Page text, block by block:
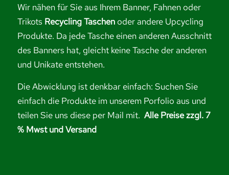
Wir nähen für Sie aus Ihrem Banner, Fahnen oder
Trikots Recycling Taschenoder andere Upcycling
Produkte. Da jede Tasche einen anderen Ausschnitt
des Banners hat, gleicht keine Tasche der anderen
und Unikate entstehen.
Die Abwicklung ist denkbar einfach: Suchen Sie
einfach die Produkte im unserem Porfolio aus und
teilen Sie uns diese per Mail mit. Alle Preise zzgl. 7
% Mwst und Versand